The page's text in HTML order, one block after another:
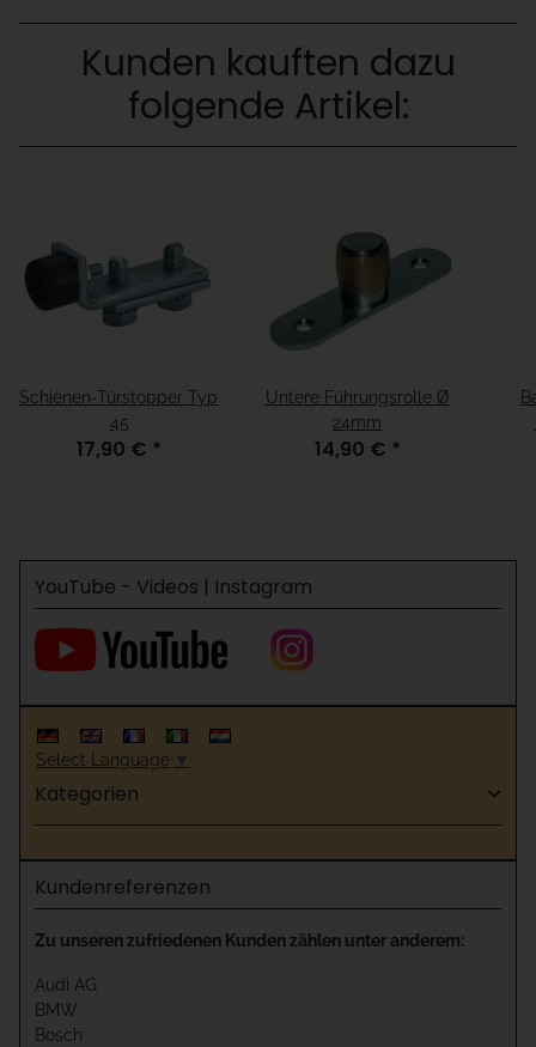
Kunden kauften dazu
folgende Artikel:
Schienen-Türstopper Typ
45
17,90 € *
Untere Führungsrolle Ø
24mm
14,90 € *
YouTube - Videos | Instagram
Select Language ▼
Kategorien
Kundenreferenzen
Zu unseren zufriedenen Kunden zählen unter anderem:
Audi AG
BMW
Bosch